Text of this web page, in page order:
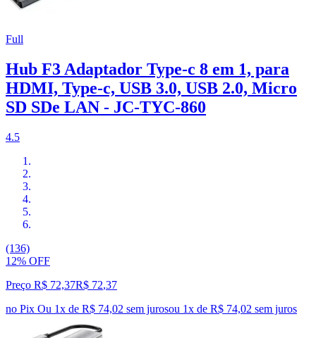
Full
Hub F3 Adaptador Type-c 8 em 1, para
HDMI, Type-c, USB 3.0, USB 2.0, Micro
SD SDe LAN - JC-TYC-860
4.5
(136)
12% OFF
Preço R$ 72,37R$ 72,37
no Pix Ou 1x de R$ 74,02 sem jurosou 1x de R$ 74,02 sem juros